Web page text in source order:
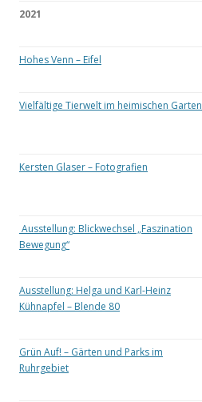
2021
Hohes Venn – Eifel
Vielfältige Tierwelt im heimischen Garten
Kersten Glaser – Fotografien
Ausstellung: Blickwechsel „Faszination
Bewegung“
Ausstellung: Helga und Karl-Heinz
Kühnapfel – Blende 80
Grün Auf! – Gärten und Parks im
Ruhrgebiet